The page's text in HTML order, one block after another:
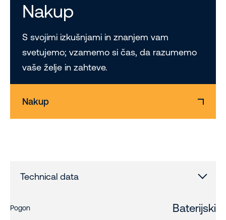
Nakup
S svojimi izkušnjami in znanjem vam
svetujemo; vzamemo si čas, da razumemo
vaše želje in zahteve.
Nakup
Technical data
Pogon Baterijski